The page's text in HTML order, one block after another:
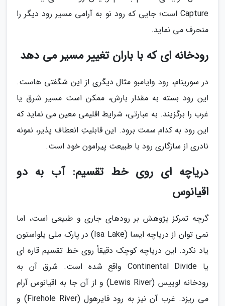
Capture است؛ جایی که رود نو به آرامی مسیر رود دیگر را
منحرف می نماید.
رودخانه ای که با باران تغییر مسیر می دهد
در سورینام، رود وایامبو مثال دیگری از این شگفتی هاست.
این رود بسته به مقدار بارش، ممکن است مسیر شرق یا
غرب را برگزیند. به عبارتی، شرایط اقلیمی معین می نماید که
این رود به کدام سمت برود. این قابلیتِ انعطاف پذیر، نمونه
نادری از سازگاری رود با طبیعت پیرامون خود است.
دریاچه ای روی خط تقسیم: آب به دو
اقیانوس
گرچه تمرکز پژوهش بر رودهای جاری و طبیعی است، اما
نمی توان از دریاچه ایسا (Isa Lake) در پارک ملی یلواستون
یاد نکرد. این دریاچه کوچک دقیقاً روی خط تقسیم قاره ای
یا Continental Divide واقع شده است. شرق آن به
رودخانه لوییس (Lewis River) و از آن جا به اقیانوس آرام
می ریزد. غرب آن نیز به رود فایرهول (Firehole River) و